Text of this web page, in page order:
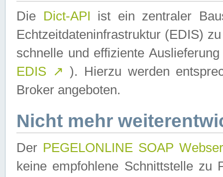
Die Dict-API ist ein zentraler
Echtzeitdateninfrastruktur (EDIS)
schnelle und effiziente
EDIS ↗ ). Hierzu werden
Broker angeboten.
Nicht mehr
Der PEGELONLINE SOAP
keine empfohlene Schnittstelle zu